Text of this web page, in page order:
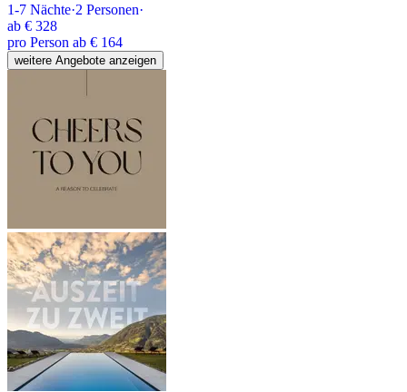
1-7 Nächte·2 Personen·
ab € 328
pro Person ab € 164
weitere Angebote anzeigen